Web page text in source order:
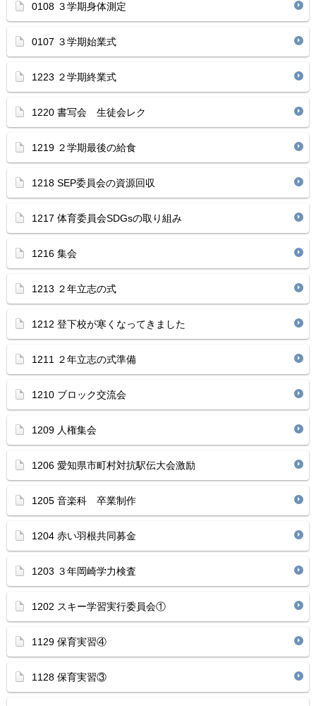
0108 ３学期身体測定
0107 ３学期始業式
1223 ２学期終業式
1220 書写会 生徒会レク
1219 ２学期最後の給食
1218 SEP委員会の資源回収
1217 体育委員会SDGsの取り組み
1216 集会
1213 ２年立志の式
1212 登下校が寒くなってきました
1211 ２年立志の式準備
1210 ブロック交流会
1209 人権集会
1206 愛知県市町村対抗駅伝大会激励
1205 音楽科 卒業制作
1204 赤い羽根共同募金
1203 ３年岡崎学力検査
1202 スキー学習実行委員会①
1129 保育実習④
1128 保育実習③